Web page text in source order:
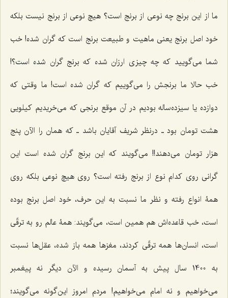
ما از این برنج چه نوعى از برنج است؟ هیچ نوعى از برنج نیست بلکه
خود اصل برنج یعنى ماهیت و طبیعت برنج است که گران شده! خب
شما مى‌گویید که چه چیزی ارزان شده که برنج گران شده است؟!
خب حالا ما برنجش را مى‌گوییم که گران شده است! ما وقتى كه
دوازده یا سیزده‌ساله بودیم در آن موقع برنجى كه مى‌خریدیم كیلویى
هشت تومان بود ـ درنظر شریف آقایان باشد ـ كه همان را الآن پنج
هزار تومان مى‌دهند!! مى‌گویند که این برنج گران شده است این
گرانى روى كدام نوع از برنج رفته است؟ روى هیچ نوعى بلكه روى
همۀ انواع رفته و نظر ما نسبت به این حرف، خود اصل برنج بوده
است، خب قاعده‌اش هم همین است، مى‌گویند: همۀ عالم رو به ترقّى
است، انسان‌ها همه ترقّى كردند، مغزها همه باز شده، عقل‌ها نسبت
به 1400 سال پیش به آسمان رسیده و الآن دیگر نه پیغمبر
مى‌خواهیم و نه امام مى‌خواهیم! مردم امروز این‌گونه مى‌گویند؛